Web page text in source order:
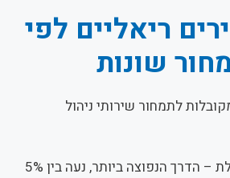
ריאליים לפי
שונות
לתמחור שירותי ניהול
אחוז מהעלות הכוללת – הדרך הנפוצה ביותר, נעה בין 5%